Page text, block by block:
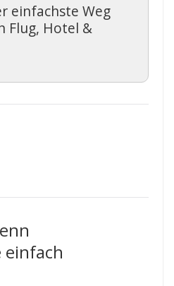
einfachste Weg
Flug, Hotel &
einfach